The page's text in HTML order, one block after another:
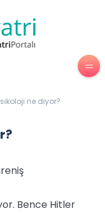
ne diyor?
Bence Hitler